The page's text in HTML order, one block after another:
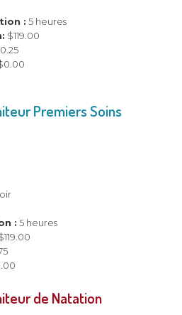
: 5 heures
$119.00
Premiers Soins
: 5 heures
de Natation